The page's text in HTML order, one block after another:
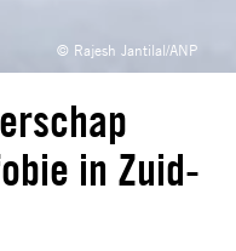
© Rajesh Jantilal/ANP
in Zuid-